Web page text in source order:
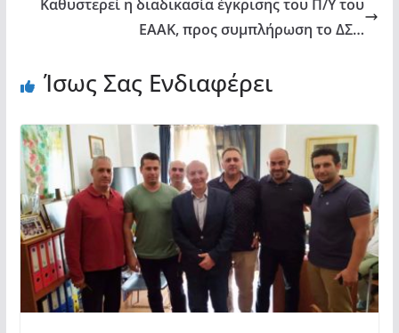
Καθυστερεί η διαδικασία έγκρισης του Π/Υ του
ΕΑΑΚ, προς συμπλήρωση το ΔΣ…
Ίσως Σας Ενδιαφέρει